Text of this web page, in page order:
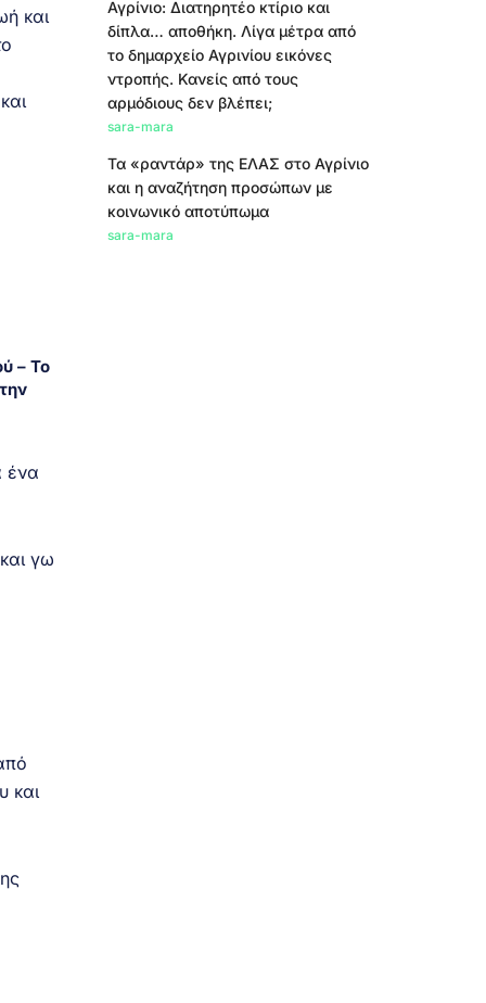
και
– Το
ένα
γω
και
Αγρίνιο: Διατηρητέο κτίριο και
δίπλα… αποθήκη. Λίγα μέτρα από
το δημαρχείο Αγρινίου εικόνες
ντροπής. Κανείς από τους
αρμόδιους δεν βλέπει;
sara-mara
Τα «ραντάρ» της ΕΛΑΣ στο Αγρίνιο
και η αναζήτηση προσώπων με
κοινωνικό αποτύπωμα
sara-mara